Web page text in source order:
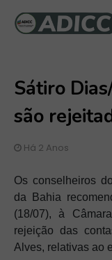
Sátiro
são
Há 2 Anos
Os conselheiros
da Bahia
(18/07), à
rejeição das
Alves, relativas ao